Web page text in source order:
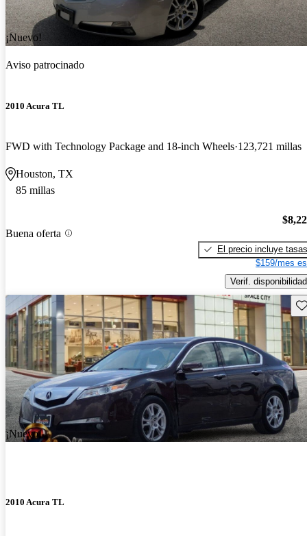
¡Nuevo!
Aviso patrocinado
2010 Acura TL
FWD with Technology Package and 18-inch Wheels 123,721 millas
Houston, TX
85 millas
Buena oferta
El precio incluye tasas
$159/mes
Verif. disponibilidad
¡Nuevo!
2010 Acura TL